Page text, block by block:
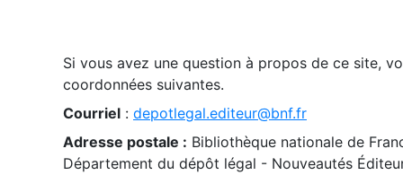
Si vous avez une question à propos de ce site,
coordonnées suivantes.
Courriel : depotlegal.editeur@bnf.fr
Adresse postale : Bibliothèque nationale de
Département du dépôt légal - Nouveautés